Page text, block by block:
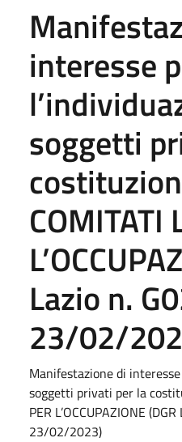
interesse
soggetti
COMITATI
Lazio n.
23/02/
Manifestazione di
soggetti privati per la
PER L’OCCUPAZIONE
23/02/2023)